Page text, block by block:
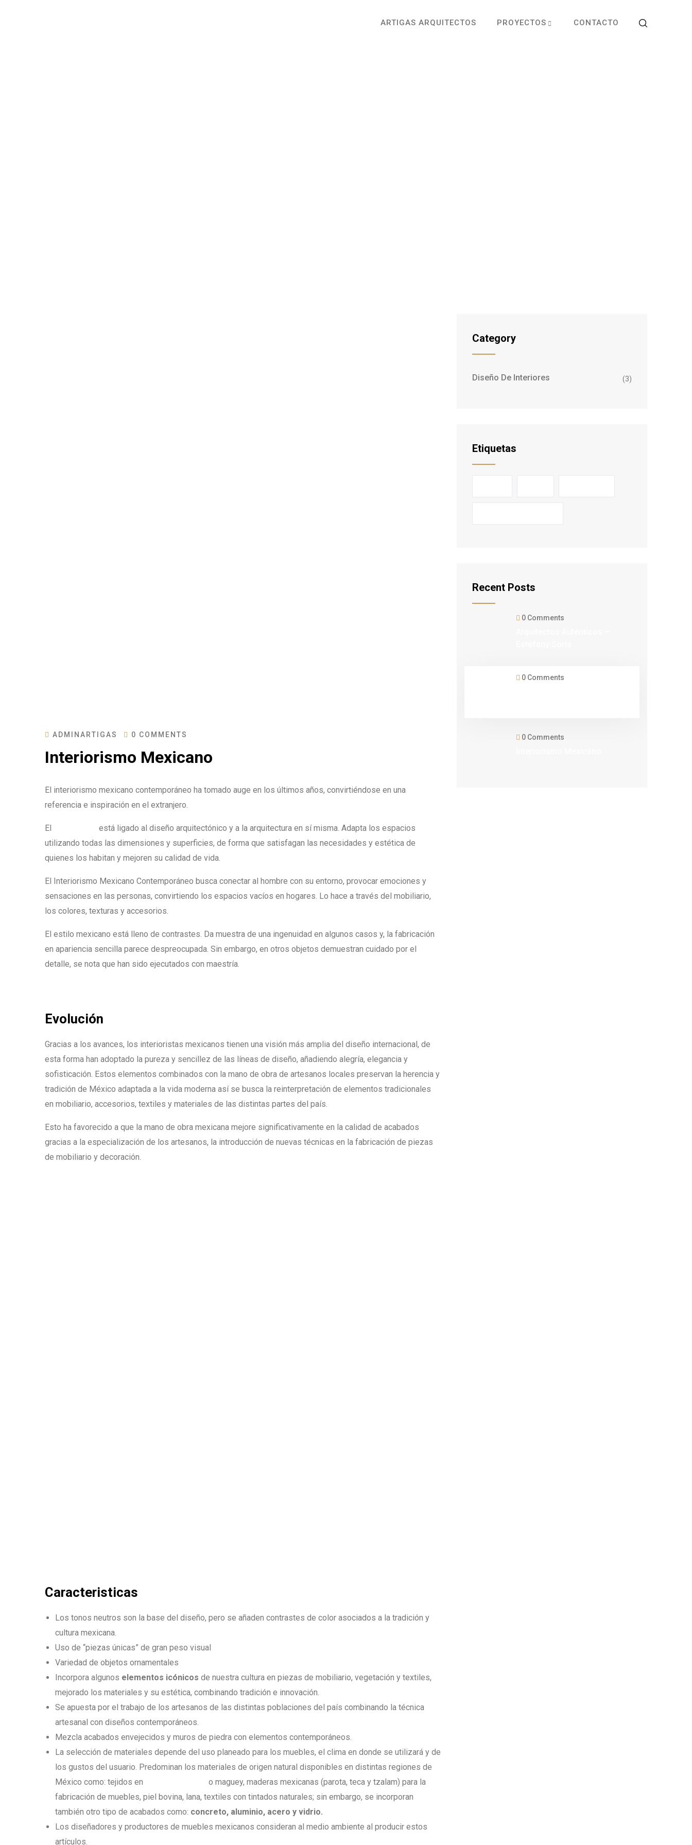
ARTIGAS ARQUITECTOS PROYECTOS CONTACTO
ADMINARTIGAS 0 COMMENTS
Interiorismo Mexicano
El interiorismo mexicano contemporáneo ha tomado auge en los últimos años, convirtiéndose en una
referencia e inspiración en el extranjero.
El
está ligado al diseño arquitectónico y a la arquitectura en sí misma. Adapta los espacios
utilizando todas las dimensiones y superficies, de forma que satisfagan las necesidades y estética de
quienes los habitan y mejoren su calidad de vida.
El Interiorismo Mexicano Contemporáneo busca conectar al hombre con su entorno, provocar emociones y
sensaciones en las personas, convirtiendo los espacios vacíos en hogares. Lo hace a través del mobiliario,
los colores, texturas y accesorios.
El estilo mexicano está lleno de contrastes. Da muestra de una ingenuidad en algunos casos y, la fabricación
en apariencia sencilla parece despreocupada. Sin embargo, en otros objetos demuestran cuidado por el
detalle, se nota que han sido ejecutados con maestría.
Evolución
Gracias a los avances, los interioristas mexicanos tienen una visión más amplia del diseño internacional, de
esta forma han adoptado la pureza y sencillez de las líneas de diseño, añadiendo alegría, elegancia y
sofisticación. Estos elementos combinados con la mano de obra de artesanos locales preservan la herencia y
tradición de México adaptada a la vida moderna así se busca la reinterpretación de elementos tradicionales
en mobiliario, accesorios, textiles y materiales de las distintas partes del país.
Esto ha favorecido a que la mano de obra mexicana mejore significativamente en la calidad de acabados
gracias a la especialización de los artesanos, la introducción de nuevas técnicas en la fabricación de piezas
de mobiliario y decoración.
Caracteristicas
Los tonos neutros son la base del diseño, pero se añaden contrastes de color asociados a la tradición y
cultura mexicana.
Uso de “piezas únicas” de gran peso visual
Variedad de objetos ornamentales
Incorpora algunos elementos icónicos de nuestra cultura en piezas de mobiliario, vegetación y textiles,
mejorado los materiales y su estética, combinando tradición e innovación.
Se apuesta por el trabajo de los artesanos de las distintas poblaciones del país combinando la técnica
artesanal con diseños contemporáneos.
Mezcla acabados envejecidos y muros de piedra con elementos contemporáneos.
La selección de materiales depende del uso planeado para los muebles, el clima en donde se utilizará y de
los gustos del usuario. Predominan los materiales de origen natural disponibles en distintas regiones de
México como: tejidos en
o maguey, maderas mexicanas (parota, teca y tzalam) para la
fabricación de muebles, piel bovina, lana, textiles con tintados naturales; sin embargo, se incorporan
también otro tipo de acabados como: concreto, aluminio, acero y vidrio.
Los diseñadores y productores de muebles mexicanos consideran al medio ambiente al producir estos
artículos.
Category
Diseño De Interiores (3)
Etiquetas
Recent Posts
0 Comments
0 Comments
0 Comments